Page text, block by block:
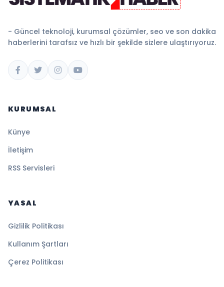
- Güncel teknoloji, kurumsal çözümler, seo ve son dakika
haberlerini tarafsız ve hızlı bir şekilde sizlere ulaştırıyoruz.
KURUMSAL
Künye
İletişim
RSS Servisleri
YASAL
Gizlilik Politikası
Kullanım Şartları
Çerez Politikası